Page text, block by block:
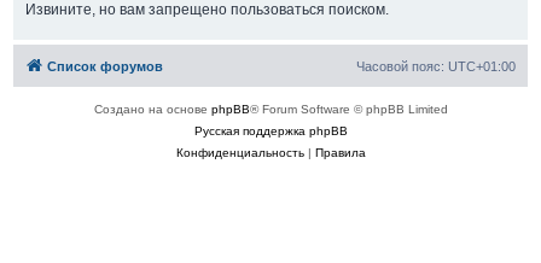
Извините, но вам запрещено пользоваться поиском.
Список форумов Часовой пояс: UTC+01:00
Создано на основе phpBB® Forum Software © phpBB Limited
Русская поддержка phpBB
Конфиденциальность| Правила